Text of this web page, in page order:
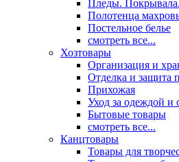
Пледы.
Полотенца
Постельное белье
смотреть все...
Хозтовары
Организация и
Отделка и защита
Прихожая
Уход за одеждой и
Бытовые товары
смотреть все...
Канцтовары
Товары для